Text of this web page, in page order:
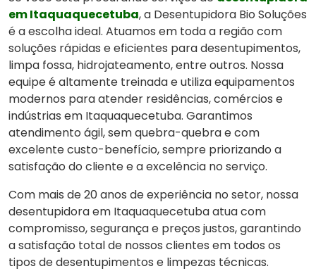
em Itaquaquecetuba, a Desentupidora Bio Soluções
é a escolha ideal. Atuamos em toda a região com
soluções rápidas e eficientes para desentupimentos,
limpa fossa, hidrojateamento, entre outros. Nossa
equipe é altamente treinada e utiliza equipamentos
modernos para atender residências, comércios e
indústrias em Itaquaquecetuba. Garantimos
atendimento ágil, sem quebra-quebra e com
excelente custo-benefício, sempre priorizando a
satisfação do cliente e a excelência no serviço.
Com mais de 20 anos de experiência no setor, nossa
desentupidora em Itaquaquecetuba atua com
compromisso, segurança e preços justos, garantindo
a satisfação total de nossos clientes em todos os
tipos de desentupimentos e limpezas técnicas.